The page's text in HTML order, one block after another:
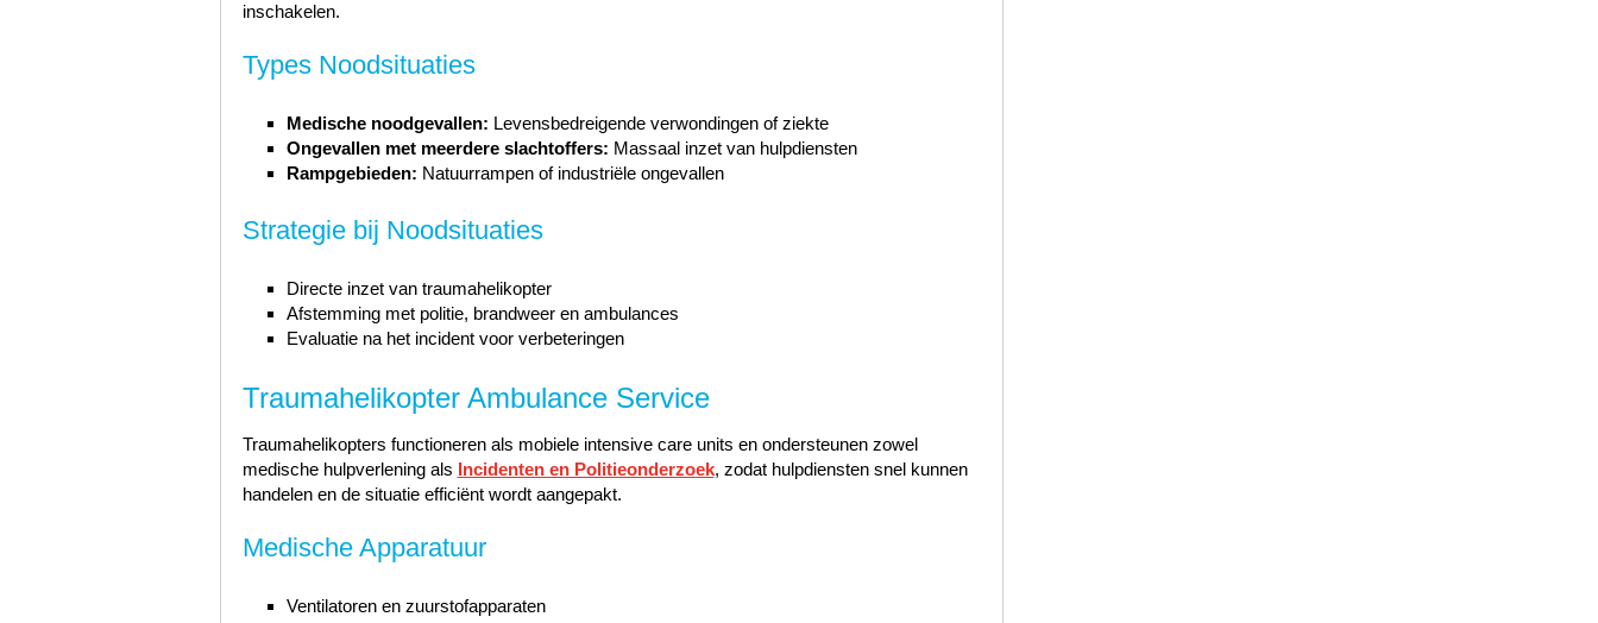
inschakelen.
Types Noodsituaties
Medische noodgevallen: Levensbedreigende verwondingen of ziekte
Ongevallen met meerdere slachtoffers: Massaal inzet van hulpdiensten
Rampgebieden: Natuurrampen of industriële ongevallen
Strategie bij Noodsituaties
Directe inzet van traumahelikopter
Afstemming met politie, brandweer en ambulances
Evaluatie na het incident voor verbeteringen
Traumahelikopter Ambulance Service
Traumahelikopters functioneren als mobiele intensive care units en ondersteunen zowel
medische hulpverlening als Incidenten en Politieonderzoek, zodat hulpdiensten snel kunnen
handelen en de situatie efficiënt wordt aangepakt.
Medische Apparatuur
Ventilatoren en zuurstofapparaten